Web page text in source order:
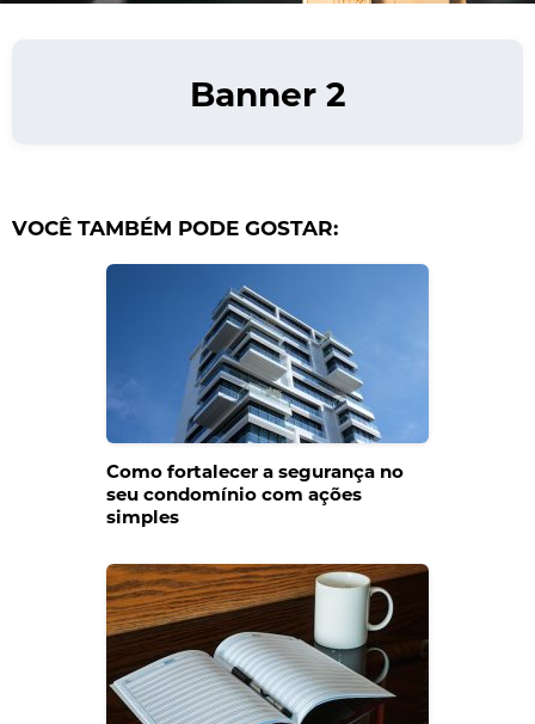
Banner 2
VOCÊ TAMBÉM PODE GOSTAR:
Como fortalecer a segurança no
seu condomínio com ações
simples